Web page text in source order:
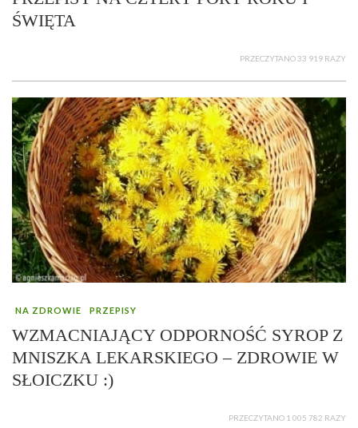
ŚWIĘTA
PRZECZYTANO 33 919 RAZY
NA ZDROWIE PRZEPISY
WZMACNIAJĄCY ODPORNOŚĆ SYROP Z
MNISZKA LEKARSKIEGO – ZDROWIE W
SŁOICZKU :)
PRZECZYTANO 1 005 782 RAZY